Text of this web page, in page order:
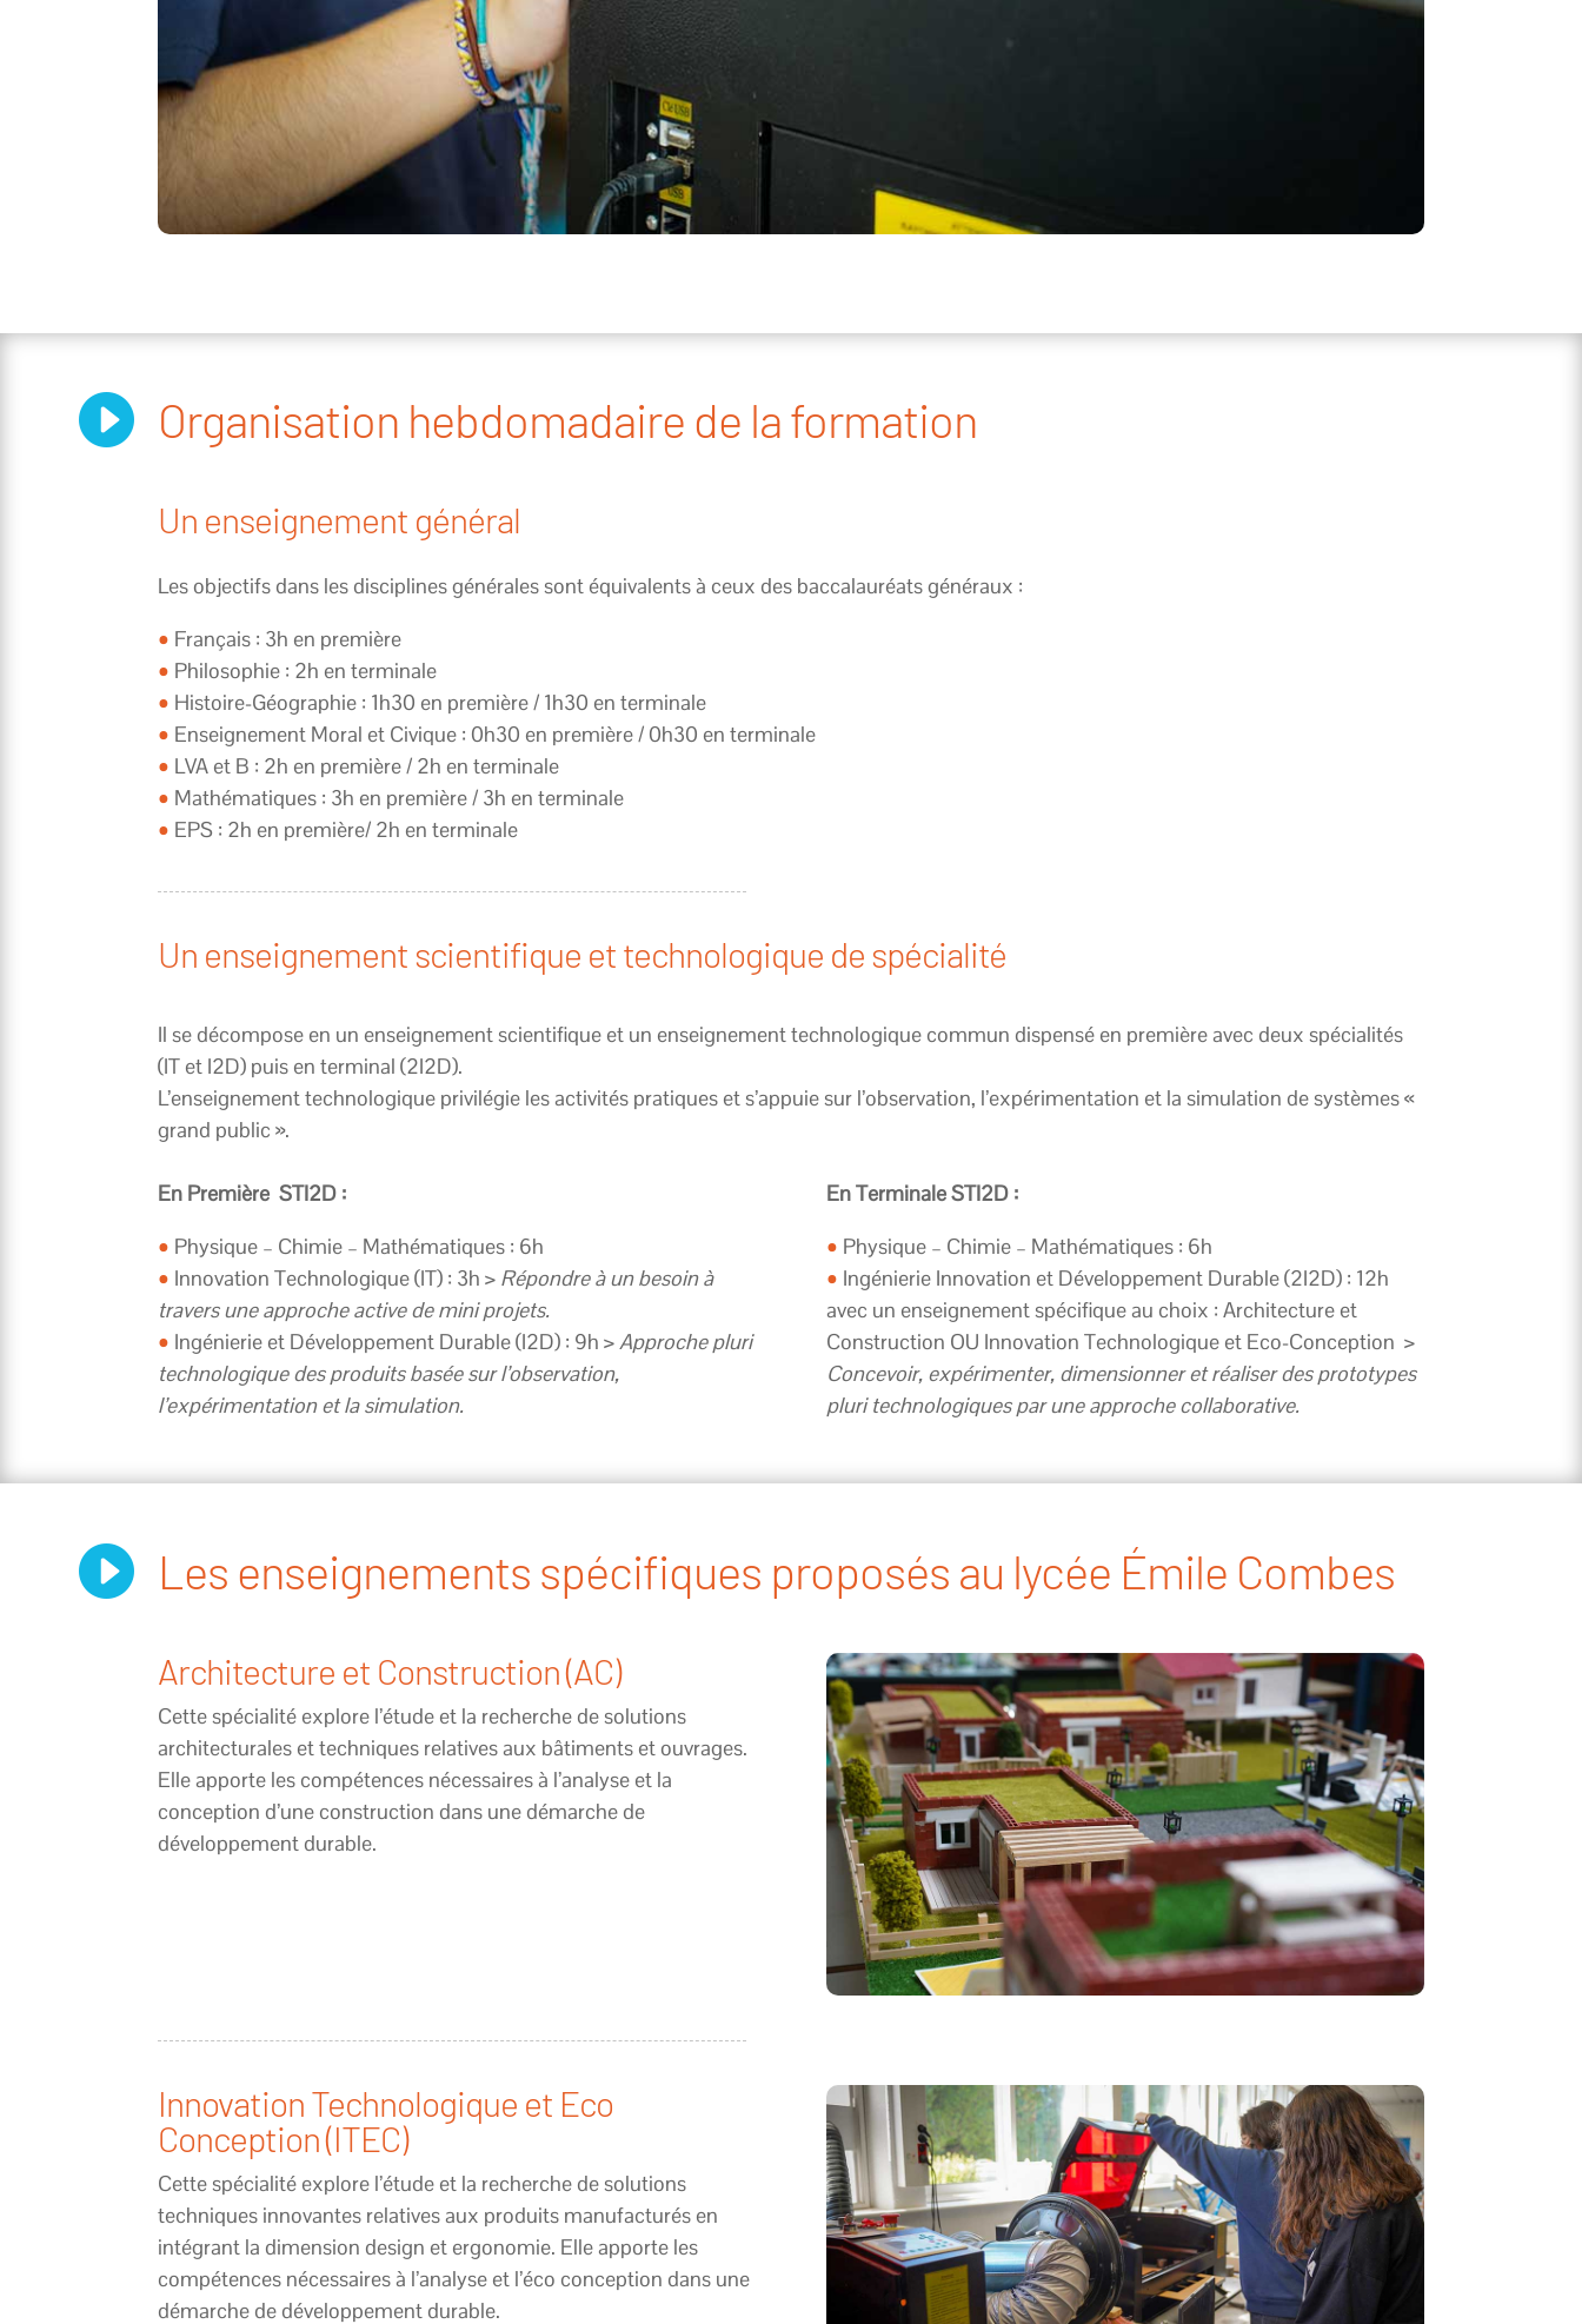
Organisation hebdomadaire de la formation

Un enseignement général
Les objectifs dans les disciplines générales sont équivalents à ceux des baccalauréats généraux :
• Français : 3h en première
• Philosophie : 2h en terminale
• Histoire-Géographie : 1h30 en première / 1h30 en terminale
• Enseignement Moral et Civique : 0h30 en première / 0h30 en terminale
• LVA et B : 2h en première / 2h en terminale
• Mathématiques : 3h en première / 3h en terminale
• EPS : 2h en première/ 2h en terminale
Un enseignement scientifique et technologique de spécialité
Il se décompose en un enseignement scientifique et un enseignement technologique commun dispensé en première avec deux spécialités
(IT et I2D) puis en terminal (2I2D).
L’enseignement technologique privilégie les activités pratiques et s’appuie sur l’observation, l’expérimentation et la simulation de systèmes «
grand public ».
En Première STI2D :
• Physique – Chimie – Mathématiques : 6h
• Innovation Technologique (IT) : 3h > Répondre à un besoin à
travers une approche active de mini projets.
• Ingénierie et Développement Durable (I2D) : 9h > Approche pluri
technologique des produits basée sur l’observation,
l’expérimentation et la simulation.
En Terminale STI2D :
• Physique – Chimie – Mathématiques : 6h
• Ingénierie Innovation et Développement Durable (2I2D) : 12h
avec un enseignement spécifique au choix : Architecture et
Construction OU Innovation Technologique et Eco-Conception >
Concevoir, expérimenter, dimensionner et réaliser des prototypes
pluri technologiques par une approche collaborative.
Les enseignements spécifiques proposés au lycée Émile Combes

Architecture et Construction (AC)
Cette spécialité explore l’étude et la recherche de solutions
architecturales et techniques relatives aux bâtiments et ouvrages.
Elle apporte les compétences nécessaires à l’analyse et la
conception d’une construction dans une démarche de
développement durable.
Innovation Technologique et Eco
Conception (ITEC)
Cette spécialité explore l’étude et la recherche de solutions
techniques innovantes relatives aux produits manufacturés en
intégrant la dimension design et ergonomie. Elle apporte les
compétences nécessaires à l’analyse et l’éco conception dans une
démarche de développement durable.